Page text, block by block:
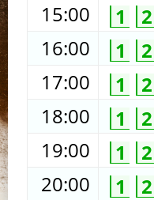
15:00
1 2
16:00
1 2
17:00
1 2
18:00
1 2
19:00
1 2
20:00
1 2